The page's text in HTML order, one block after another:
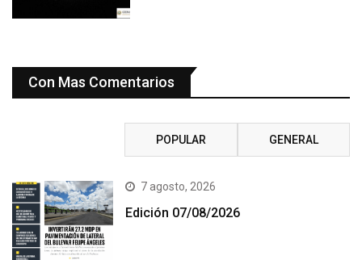
Con Mas Comentarios
POPULAR GENERAL
7 agosto, 2026
Edición 07/08/2026